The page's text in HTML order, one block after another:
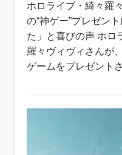
ホロライブ・綺々羅
の“神ゲー”プレゼン
た」と喜びの声 ホロ
羅々ヴィヴィさんが
ゲームをプレゼント